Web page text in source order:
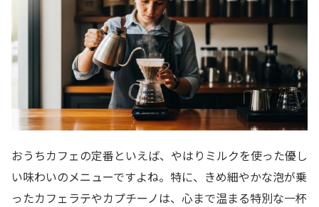
おうちカフェの定番といえば、やはりミルクを使った優し
い味わいのメニューですよね。特に、きめ細やかな泡が乗
ったカフェラテやカプチーノは、心まで温まる特別な一杯